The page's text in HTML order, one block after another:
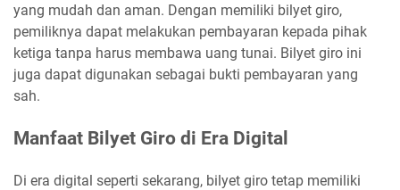
yang mudah dan aman. Dengan memiliki bilyet giro,
pemiliknya dapat melakukan pembayaran kepada pihak
ketiga tanpa harus membawa uang tunai. Bilyet giro ini
juga dapat digunakan sebagai bukti pembayaran yang
sah.
Manfaat Bilyet Giro di Era Digital
Di era digital seperti sekarang, bilyet giro tetap memiliki